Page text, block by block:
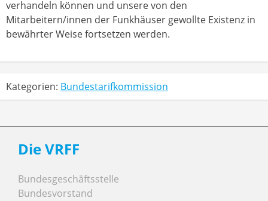
verhandeln können und unsere von den
Mitarbeitern/innen der Funkhäuser gewollte Existenz in
bewährter Weise fortsetzen werden.
Kategorien: Bundestarifkommission
Die VRFF
Bundesgeschäftsstelle
Bundesvorstand